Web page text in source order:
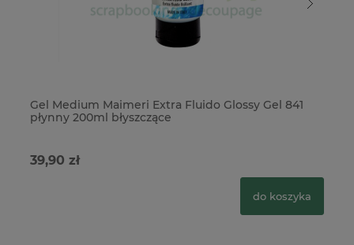
Gel Medium Maimeri Extra Fluido Glossy Gel 841
płynny 200ml błyszczące
39,90 zł
do koszyka